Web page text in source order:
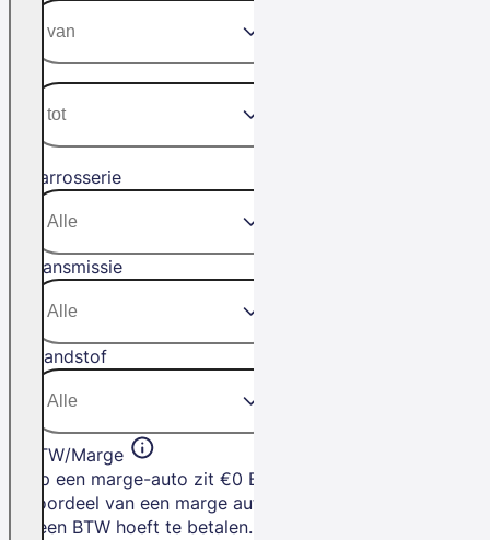
Carrosserie
Transmissie
Brandstof
BTW/Marge
Op een marge-auto zit €0 BTW. Het
voordeel van een marge auto is dat je
geen BTW hoeft te betalen.